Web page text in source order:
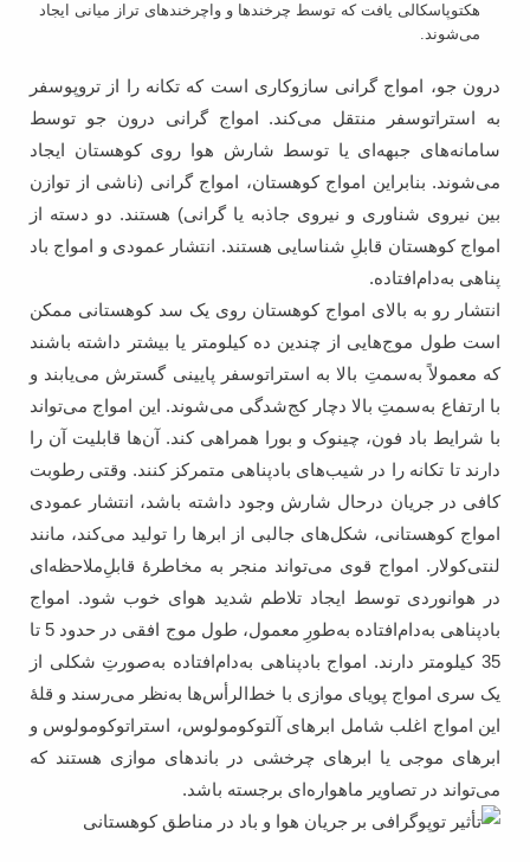
هکتوپاسکالی یافت که توسط چرخندها و واچرخندهای تراز میانی ایجاد
می‌شوند.
درون جو، امواج گرانی سازوکاری است که تکانه را از تروپوسفر
به استراتوسفر منتقل می‌کند. امواج گرانی درون جو توسط
سامانه‌های جبهه‌ای یا توسط شارش هوا روی کوهستان ایجاد
می‌شوند. بنابراین امواج کوهستان، امواج گرانی (ناشی از توازن
بین نیروی شناوری و نیروی جاذبه یا گرانی) هستند. دو دسته از
امواج کوهستان قابلِ شناسایی هستند. انتشار عمودی و امواج باد
پناهی به‌دام‌افتاده.
انتشار رو به بالای امواج کوهستان روی یک سد کوهستانی ممکن
است طول موج‌هایی از چندین ده ‌کیلومتر یا بیشتر داشته باشند
که معمولاً به‌سمتِ بالا به استراتوسفر پایینی گسترش می‌یابند و
با ارتفاع ‌به‌سمتِ بالا دچار کج‌شدگی می‌شوند. این امواج می‌تواند
با شرایط باد فون، چینوک و بورا همراهی کند. آن‌ها قابلیت آن را
دارند تا تکانه را در شیب‌های بادپناهی متمرکز کنند. وقتی رطوبت
کافی در جریان درحال شارش وجود داشته باشد، انتشار عمودی
امواج کوهستانی، شکل‌های جالبی از ابرها را تولید می‌کند، مانند
لنتی‌کولار. امواج قوی می‌تواند منجر به مخاطرۀ قابلِ‌ملاحظه‌ای
در هوانوردی توسط ایجاد تلاطم شدید هوای خوب شود. امواج
باد‌پناهی به‌دام‌افتاده به‌طورِ معمول، طول موج افقی در حدود 5 تا
35 کیلومتر دارند. امواج بادپناهی به‌دام‌افتاده به‌صورتِ شکلی از
یک سری امواج پویای موازی با خط‌الرأس‌ها به‌نظر می‌رسند و قلۀ
این امواج اغلب شامل ابرهای آلتوکومولوس، استراتوکومولوس و
ابرهای موجی یا ابرهای چرخشی در باندهای موازی هستند که
می‌تواند در تصاویر ماهواره‌ای برجسته باشد.